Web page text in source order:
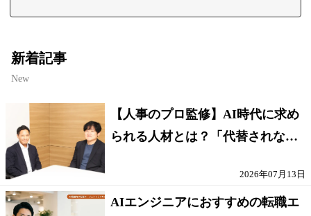
新着記事
New
【人事のプロ監修】AI時代に求め
られる人材とは？「代替されない
2026年07月13日
AIエンジニアにおすすめの転職エ